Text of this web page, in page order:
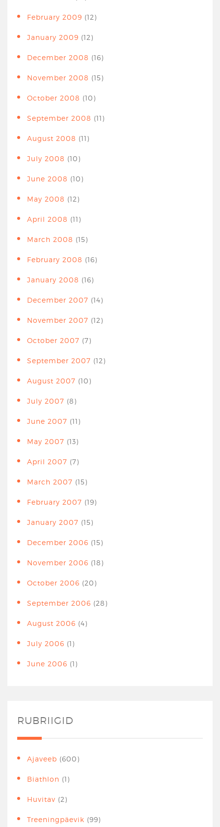
February 2009 (12)
January 2009 (12)
December 2008 (16)
November 2008 (15)
October 2008 (10)
September 2008 (11)
August 2008 (11)
July 2008 (10)
June 2008 (10)
May 2008 (12)
April 2008 (11)
March 2008 (15)
February 2008 (16)
January 2008 (16)
December 2007 (14)
November 2007 (12)
October 2007 (7)
September 2007 (12)
August 2007 (10)
July 2007 (8)
June 2007 (11)
May 2007 (13)
April 2007 (7)
March 2007 (15)
February 2007 (19)
January 2007 (15)
December 2006 (15)
November 2006 (18)
October 2006 (20)
September 2006 (28)
August 2006 (4)
July 2006 (1)
June 2006 (1)
RUBRIIGID
Ajaveeb (600)
Biathlon (1)
Huvitav (2)
Treeningpäevik (99)